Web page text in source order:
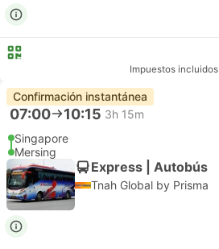
Impuestos incluidos
Confirmación instantánea
07:00 10:15 3h 15m
Singapore
Mersing
Express | Autobús
Tnah Global by Prisma